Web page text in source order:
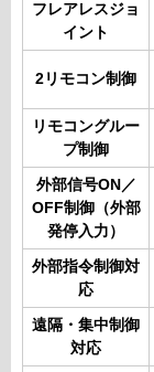
フレアレスジョ
イント
2リモコン制御
リモコングルー
プ制御
外部信号ON／
OFF制御（外部
発停入力）
外部指令制御対
応
遠隔・集中制御
対応